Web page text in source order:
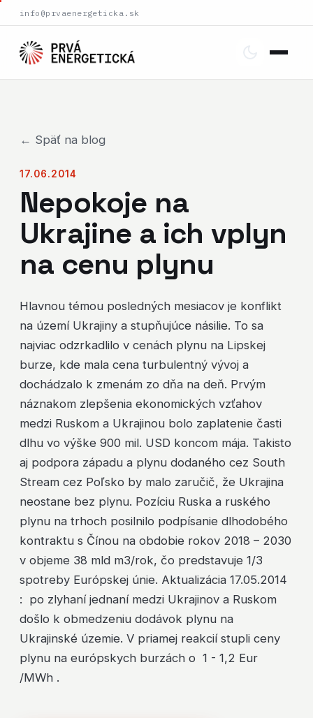
info@prvaenergeticka.sk
← Späť na blog
17.06.2014
Nepokoje na
Ukrajine a ich vplyn
na cenu plynu
Hlavnou témou posledných mesiacov je konflikt
na území Ukrajiny a stupňujúce násilie. To sa
najviac odzrkadlilo v cenách plynu na Lipskej
burze, kde mala cena turbulentný vývoj a
dochádzalo k zmenám zo dňa na deň. Prvým
náznakom zlepšenia ekonomických vzťahov
medzi Ruskom a Ukrajinou bolo zaplatenie časti
dlhu vo výške 900 mil. USD koncom mája. Takisto
aj podpora západu a plynu dodaného cez South
Stream cez Poľsko by malo zaručič, že Ukrajina
neostane bez plynu. Pozíciu Ruska a ruského
plynu na trhoch posilnilo podpísanie dlhodobého
kontraktu s Čínou na obdobie rokov 2018 – 2030
v objeme 38 mld m3/rok, čo predstavuje 1/3
spotreby Európskej únie. Aktualizácia 17.05.2014
: po zlyhaní jednaní medzi Ukrajinov a Ruskom
došlo k obmedzeniu dodávok plynu na
Ukrajinské územie. V priamej reakcií stupli ceny
plynu na európskych burzách o 1 - 1,2 Eur
/MWh .